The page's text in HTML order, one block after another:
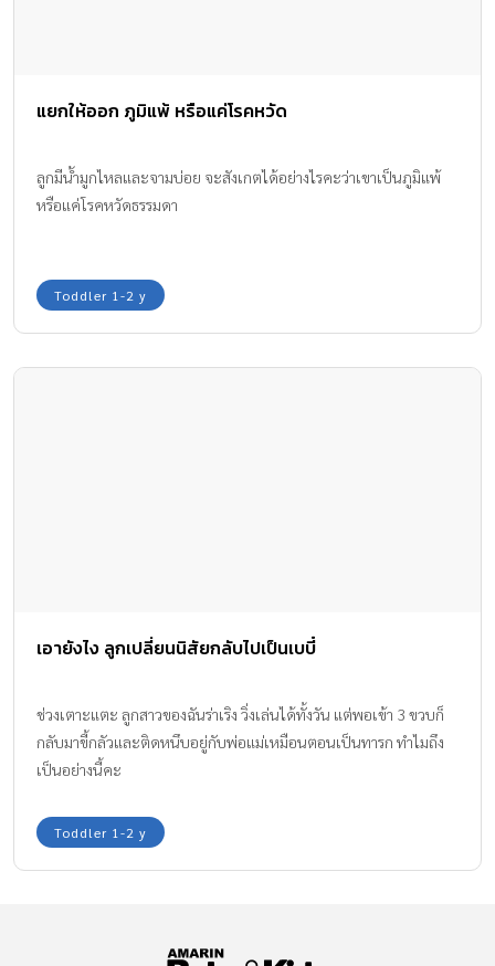
แยกให้ออก ภูมิแพ้ หรือแค่โรคหวัด
ลูกมีนํ้ามูกไหลและจามบ่อย จะสังเกตได้อย่างไรคะว่าเขาเป็นภูมิแพ้
หรือแค่โรคหวัดธรรมดา
Toddler 1-2 y
เอายังไง ลูกเปลี่ยนนิสัยกลับไปเป็นเบบี๋
ช่วงเตาะแตะ ลูกสาวของฉันร่าเริง วิ่งเล่นได้ทั้งวัน แต่พอเข้า 3 ขวบก็
กลับมาขี้กลัวและติดหนึบอยู่กับพ่อแม่เหมือนตอนเป็นทารก ทำไมถึง
เป็นอย่างนี้คะ
Toddler 1-2 y